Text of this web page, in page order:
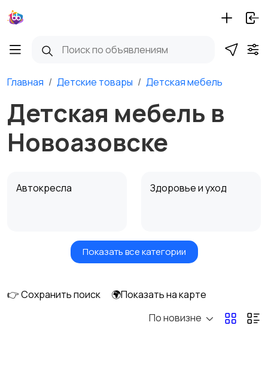
Главная Детские товары Детская мебель
Детская мебель в
Новоазовске
Автокресла Здоровье и уход
Игрушки и игры Детские коляски
Купание
Показать все категории
👉 Сохранить поиск
🌍Показать на карте
По новизне